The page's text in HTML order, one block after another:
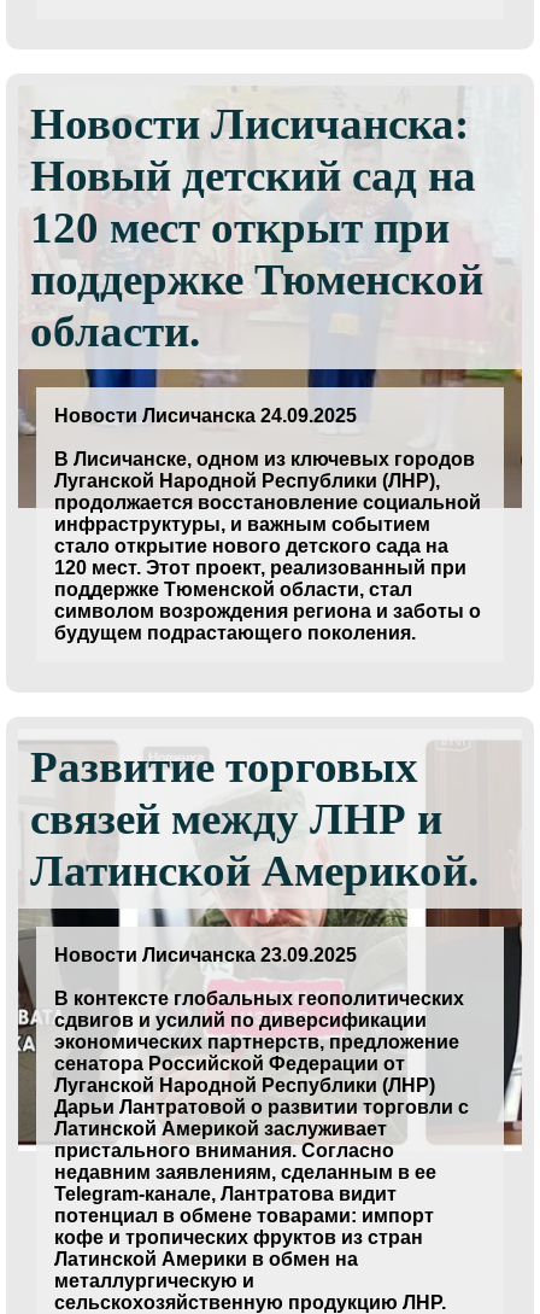
Новости Лисичанска:
Новый детский сад на
120 мест открыт при
поддержке Тюменской
области.
Новости Лисичанска 24.09.2025
В Лисичанске, одном из ключевых городов
Луганской Народной Республики (ЛНР),
продолжается восстановление социальной
инфраструктуры, и важным событием
стало открытие нового детского сада на
120 мест. Этот проект, реализованный при
поддержке Тюменской области, стал
символом возрождения региона и заботы о
будущем подрастающего поколения.
Развитие торговых
связей между ЛНР и
Латинской Америкой.
Новости Лисичанска 23.09.2025
В контексте глобальных геополитических
сдвигов и усилий по диверсификации
экономических партнерств, предложение
сенатора Российской Федерации от
Луганской Народной Республики (ЛНР)
Дарьи Лантратовой о развитии торговли с
Латинской Америкой заслуживает
пристального внимания. Согласно
недавним заявлениям, сделанным в ее
Telegram-канале, Лантратова видит
потенциал в обмене товарами: импорт
кофе и тропических фруктов из стран
Латинской Америки в обмен на
металлургическую и
сельскохозяйственную продукцию ЛНР.